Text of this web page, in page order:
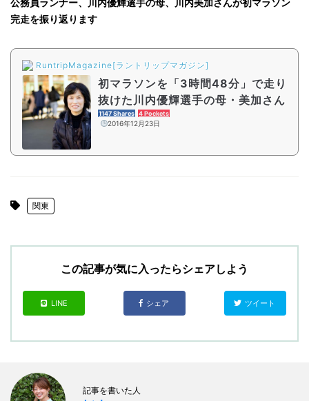
完走を振り返ります
RuntripMagazine[ラントリップマガジン]
初マラソンを「3時間48分」で走り
抜けた川内優輝選手の母・美加さん
1147 Shares 4 Pockets
2016年12月23日
関東
この記事が気に入ったらシェアしよう
LINE シェア ツイート
記事を書いた人